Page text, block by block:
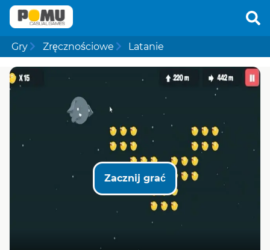
Gry Zręcznościowe Latanie
Zacznij grać